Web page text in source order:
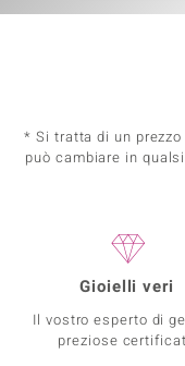
* Si tratta di un
può cambiare in
Gioielli veri
Il vostro esperto di
preziose